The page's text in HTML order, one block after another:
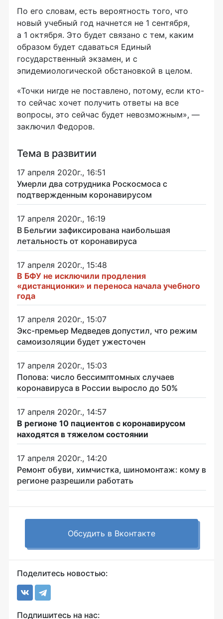
По его словам, есть вероятность того, что
новый учебный год начнется не 1 сентября,
а 1 октября. Это будет связано с тем, каким
образом будет сдаваться Единый
государственный экзамен, и с
эпидемиологической обстановкой в целом.
«Точки нигде не поставлено, потому, если кто-
то сейчас хочет получить ответы на все
вопросы, это сейчас будет невозможным», —
заключил Федоров.
Тема в развитии
17 апреля 2020г., 16:51
Умерли два сотрудника Роскосмоса с
подтвержденным коронавирусом
17 апреля 2020г., 16:19
В Бельгии зафиксирована наибольшая
летальность от коронавируса
17 апреля 2020г., 15:48
В БФУ не исключили продления
«дистанционки» и переноса начала учебного
года
17 апреля 2020г., 15:07
Экс-премьер Медведев допустил, что режим
самоизоляции будет ужесточен
17 апреля 2020г., 15:03
Попова: число бессимптомных случаев
коронавируса в России выросло до 50%
17 апреля 2020г., 14:57
В регионе 10 пациентов с коронавирусом
находятся в тяжелом состоянии
17 апреля 2020г., 14:20
Ремонт обуви, химчистка, шиномонтаж: кому в
регионе разрешили работать
Обсудить в Вконтакте
Поделитесь новостью:
Подпишитесь на нас: